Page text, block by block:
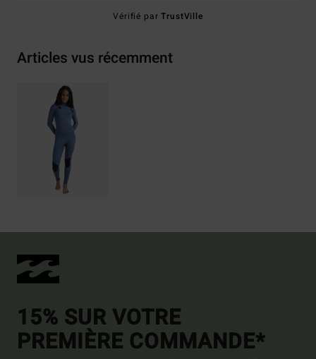
Vérifié parTrustVille
Articles vus récemment
15% SUR VOTRE
PREMIÈRE COMMANDE*